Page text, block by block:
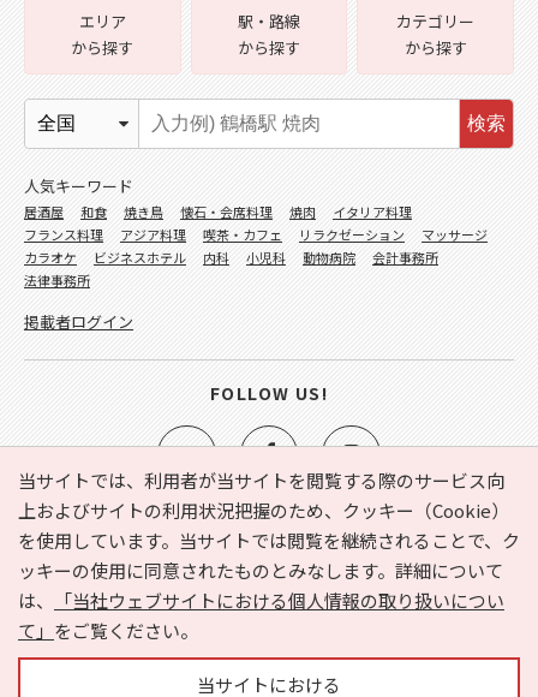
当サイトでは、利用者が当サイトを閲覧する際のサービス向
上およびサイトの利用状況把握のため、クッキー（Cookie）
を使用しています。当サイトでは閲覧を継続されることで、ク
ッキーの使用に同意されたものとみなします。詳細について
は、
「当社ウェブサイトにおける個人情報の取り扱いについ
て」 をご覧ください。
当サイトにおける
e-NAVITA（イーナビタ）とは？ お気に入り
ヘルプ
利用規約
個人情報の取り扱いについて
運営会社
サイトマップ
広告掲載に関するお問い合わせ
エリア
から探す
駅・路線
から探す
カテゴリー
から探す
検索
人気キーワード
居酒屋 和食 焼き鳥 懐石・会席料理 焼肉
イタリア料理
フランス料理
アジア料理 喫茶・カフェ リラクゼーション
マッサージ
カラオケ
ビジネスホテル 内科 小児科 動物病院
会計事務所
法律事務所
掲載者ログイン
FOLLOW US!